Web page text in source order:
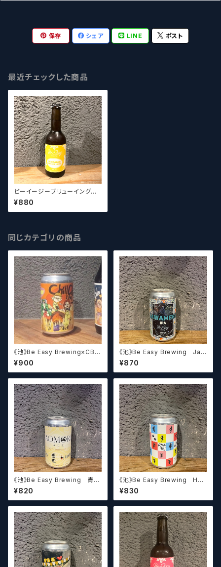
保存 シェア LINE ポスト
最近チェックした商品
ビーイージーブリューイング
けやぐのMEZAME- Be Eas
y Brewing KEYAGUNO ME
ZAME 【クラフトビール】
¥880
同じカテゴリの商品
《池》Be Easy Brewing×CBM
Tamachi Chill Chilly IPA(C
old IPA) 【クラフトビール】
¥900
《池》Be Easy Brewing Jaw
amegu IPA 【クラフトビール】
¥870
《池》Be Easy Brewing 青森
エール 黄麹Ver - Yellow Koji
American Wheat 【クラフトビ
ール】
¥820
《池》Be Easy Brewing HAN
ETO - Fruits Ale 【クラフトビ
ール】
¥830